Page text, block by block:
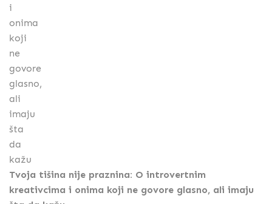
Tvoja tišina nije praznina: O introvertnim
kreativcima i onima koji ne govore glasno, ali imaju